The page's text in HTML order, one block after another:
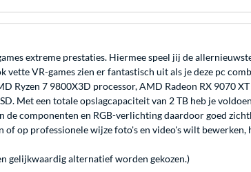
extreme prestaties. Hiermee speel jij de
VR-games zien er fantastisch uit als je deze pc
Ryzen 7 9800X3D processor, AMD Radeon RX 9070
Met een totale opslagcapaciteit van 2 TB heb je
componenten en RGB-verlichting daardoor goed
op professionele wijze foto's en video's wilt bewerken,
gelijkwaardig alternatief worden gekozen.)